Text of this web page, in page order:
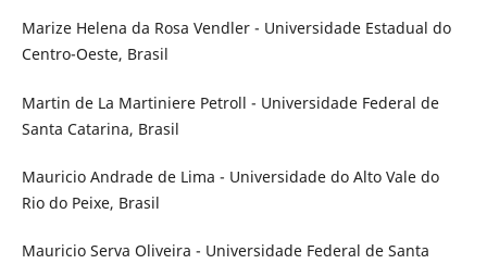
Marize Helena da Rosa Vendler - Universidade Estadual do
Centro-Oeste, Brasil
Martin de La Martiniere Petroll - Universidade Federal de
Santa Catarina, Brasil
Mauricio Andrade de Lima - Universidade do Alto Vale do
Rio do Peixe, Brasil
Mauricio Serva Oliveira - Universidade Federal de Santa